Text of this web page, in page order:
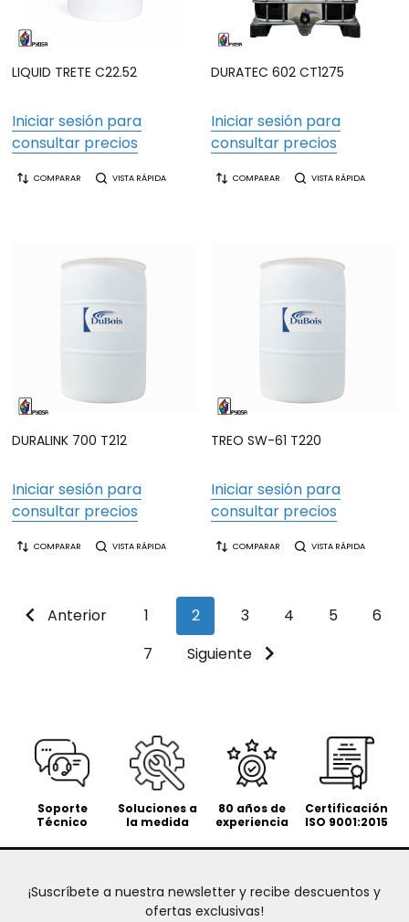
LIQUID TRETE C22.52
Iniciar sesión para
consultar precios
COMPARAR VISTA RÁPIDA
DURATEC 602 CT1275
Iniciar sesión para
consultar precios
COMPARAR VISTA RÁPIDA
DURALINK 700 T212
Iniciar sesión para
consultar precios
COMPARAR VISTA RÁPIDA
TREO SW-61 T220
Iniciar sesión para
consultar precios
COMPARAR VISTA RÁPIDA
Anterior 1 2 3 4 5
6
7
Siguiente
Soporte
Técnico
Soluciones a
la medida
80 años de
experiencia
Certificación
ISO 9001:2015
¡Suscríbete a nuestra newsletter y recibe descuentos y
ofertas exclusivas!